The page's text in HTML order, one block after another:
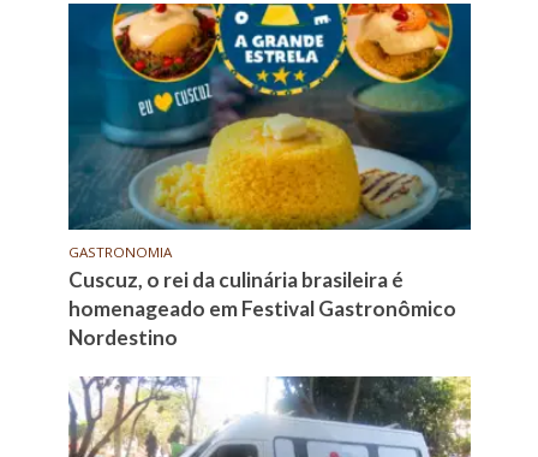
GASTRONOMIA
Cuscuz, o rei da culinária brasileira é
homenageado em Festival Gastronômico
Nordestino